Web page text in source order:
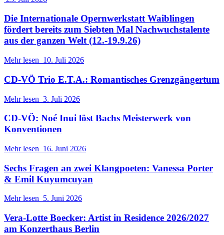
Die Internationale Opernwerkstatt Waiblingen
fördert bereits zum Siebten Mal Nachwuchstalente
aus der ganzen Welt (12.-19.9.26)
Mehr lesen 10. Juli 2026
CD-VÖ Trio E.T.A.: Romantisches Grenzgängertum
Mehr lesen 3. Juli 2026
CD-VÖ: Noé Inui löst Bachs Meisterwerk von
Konventionen
Mehr lesen 16. Juni 2026
Sechs Fragen an zwei Klangpoeten: Vanessa Porter
& Emil Kuyumcuyan
Mehr lesen 5. Juni 2026
Vera-Lotte Boecker: Artist in Residence 2026/2027
am Konzerthaus Berlin